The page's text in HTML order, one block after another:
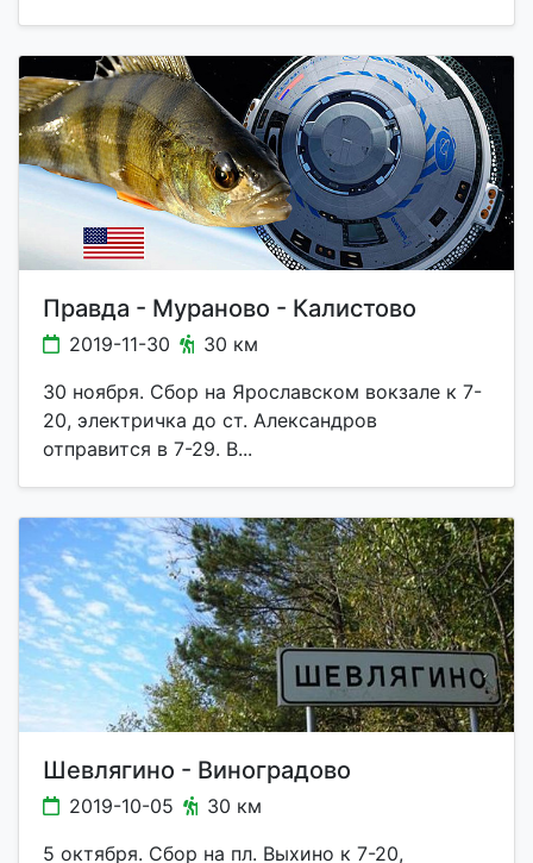
Правда - Мураново - Калистово
2019-11-30
30 км
30 ноября. Сбор на Ярославском вокзале к 7-
20, электричка до ст. Александров
отправится в 7-29. В...
Шевлягино - Виноградово
2019-10-05
30 км
5 октября. Сбор на пл. Выхино к 7-20,